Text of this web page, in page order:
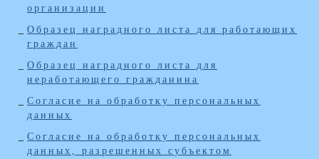
организации
Образец наградного листа для работающих
граждан
Образец наградного листа для
неработающего гражданина
Согласие на обработку персональных
данных
Согласие на обработку персональных
данных, разрешенных субъектом